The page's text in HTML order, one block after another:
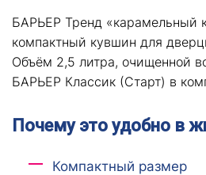
БАРЬЕР Тренд «карамельный
компактный кувшин для
Объём 2,5 литра, очищенной
БАРЬЕР Классик (Старт) в
Почему это удобно в
Компактный размер